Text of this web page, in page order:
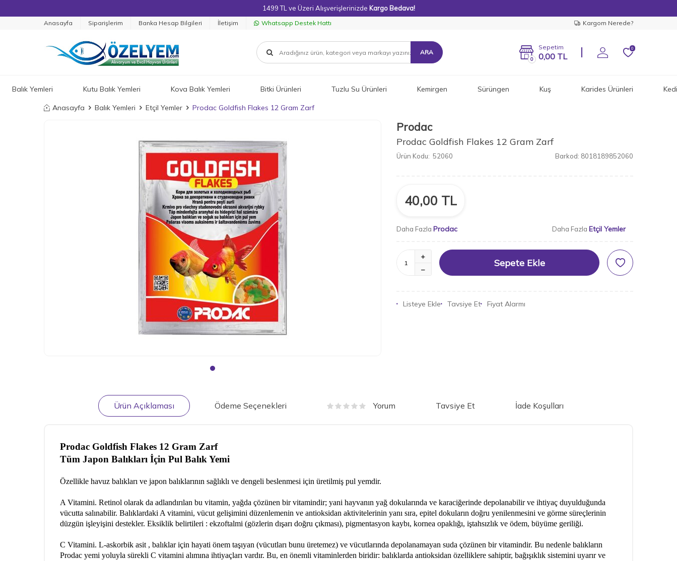
1499 TL ve Üzeri Alışverişlerinizde Kargo Bedava!
Anasayfa Siparişlerim Banka Hesap Bilgileri İletişim Whatsapp Destek Hattı Kargom Nerede?
ARA
0
Sepetim
0,00 TL
0
Balık Yemleri Kutu Balık Yemleri Kova Balık Yemleri Bitki Ürünleri Tuzlu Su Ürünleri Kemirgen Sürüngen Kuş Karides Ürünleri Kedi
Anasayfa Balık Yemleri Etçil Yemler Prodac Goldfish Flakes 12 Gram Zarf
Prodac
Prodac Goldfish Flakes 12 Gram Zarf
Ürün Kodu: 52060 Barkod: 8018189852060
40,00 TL
Daha Fazla Prodac Daha Fazla Etçil Yemler
Sepete Ekle
Listeye Ekle Tavsiye Et Fiyat Alarmı
Ürün Açıklaması Ödeme Seçenekleri Yorum Tavsiye Et İade Koşulları
Prodac Goldfish Flakes 12 Gram Zarf
Tüm Japon Balıkları İçin Pul Balık Yemi
Özellikle havuz balıkları ve japon balıklarının sağlıklı ve dengeli beslenmesi için üretilmiş pul yemdir.
A Vitamini. Retinol olarak da adlandırılan bu vitamin, yağda çözünen bir vitamindir; yani hayvanın yağ dokularında ve karaciğerinde depolanabilir ve ihtiyaç duyulduğunda
vücutta salınabilir. Balıklardaki A vitamini, vücut gelişimini düzenlemenin ve antioksidan aktivitelerinin yanı sıra, epitel dokuların doğru yenilenmesini ve görme süreçlerinin
düzgün işleyişini destekler. Eksiklik belirtileri : ekzoftalmi (gözlerin dışarı doğru çıkması), pigmentasyon kaybı, kornea opaklığı, iştahsızlık ve ödem, büyüme geriliği.
C Vitamini. L-askorbik asit , balıklar için hayati önem taşıyan (vücutları bunu üretemez) ve vücutlarında depolanamayan suda çözünen bir vitamindir. Bu nedenle balıkların
Prodac yemi yoluyla sürekli C vitamini alımına ihtiyaçları vardır. Bu, en önemli vitaminlerden biridir: balıklarda antioksidan özelliklere sahiptir, bağışıklık sistemini uyarır ve